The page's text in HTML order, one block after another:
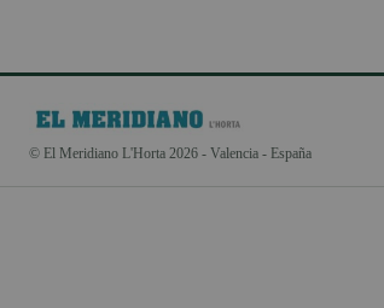
© El Meridiano L'Horta 2026 - Valencia - España